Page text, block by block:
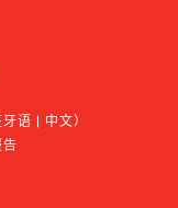
语 | 中文）